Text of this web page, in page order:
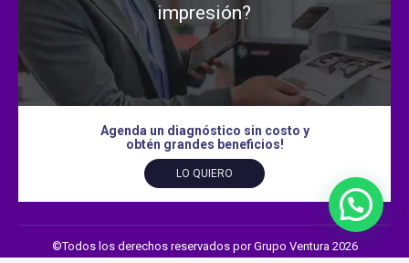
impresión?
Agenda un diagnóstico sin costo y
obtén grandes beneficios!
LO QUIERO
©Todos los derechos reservados por Grupo Ventura 2026